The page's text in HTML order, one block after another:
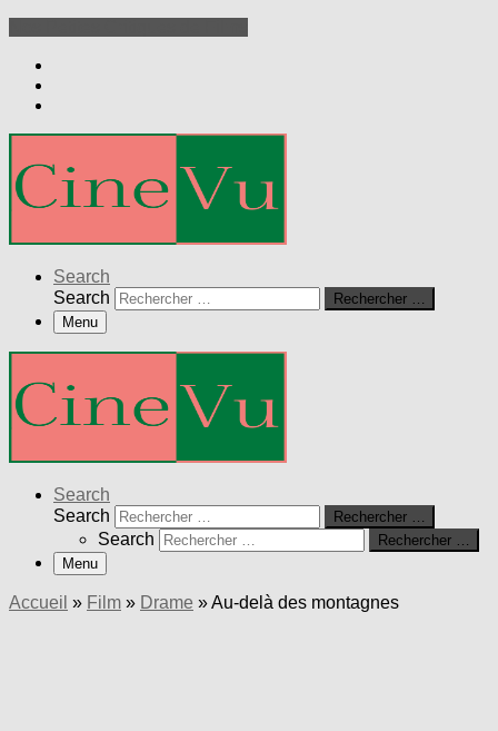
Search
Search
Rechercher …
Menu
Search
Search
Rechercher …
Search
Rechercher …
Menu
Accueil » Film » Drame »Au-delà des montagnes